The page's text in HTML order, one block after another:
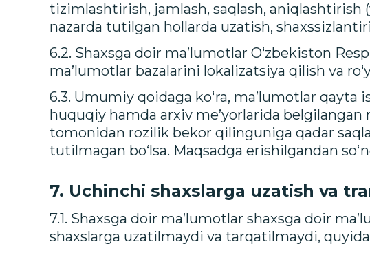
tizimlashtirish, jamlash, saqlash, aniqlashtirish
nazarda tutilgan hollarda uzatish,
6.2. Shaxsga doir ma’lumotlar O‘zbekiston
ma’lumotlar bazalarini lokalizatsiya qilish va
6.3. Umumiy qoidaga ko‘ra, ma’lumotlar
huquqiy hamda arxiv me’yorlarida
tomonidan rozilik bekor qilinguniga qadar
tutilmagan bo‘lsa. Maqsadga erishilgandan
7. Uchinchi shaxslarga uzatish va
7.1. Shaxsga doir ma’lumotlar shaxsga doir
shaxslarga uzatilmaydi va tarqatilmaydi,